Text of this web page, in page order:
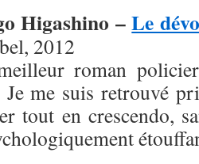
Higashino –Le
2012
roman
me suis retrouvé
tout en crescendo,